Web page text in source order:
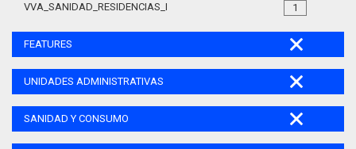
1
VVA_SANIDAD_RESIDENCIAS_MAYORES_105
FEATURES
UNIDADES ADMINISTRATIVAS
SANIDAD Y CONSUMO